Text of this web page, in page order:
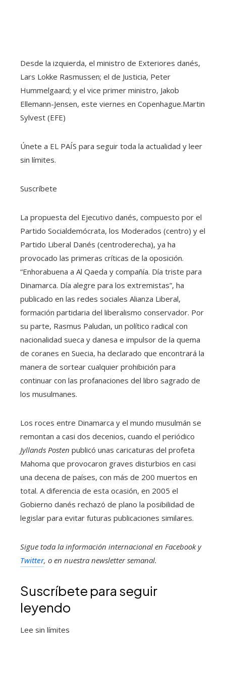
Desde la izquierda, el ministro de Exteriores danés,
Lars Lokke Rasmussen; el de Justicia, Peter
Hummelgaard; y el vice primer ministro, Jakob
Ellemann-Jensen, este viernes en Copenhague.Martin
Sylvest (EFE)
Únete a EL PAÍS para seguir toda la actualidad y leer
sin límites.
Suscríbete
La propuesta del Ejecutivo danés, compuesto por el
Partido Socialdemócrata, los Moderados (centro) y el
Partido Liberal Danés (centroderecha), ya ha
provocado las primeras críticas de la oposición.
“Enhorabuena a Al Qaeda y compañía. Día triste para
Dinamarca. Día alegre para los extremistas”, ha
publicado en las redes sociales Alianza Liberal,
formación partidaria del liberalismo conservador. Por
su parte, Rasmus Paludan, un político radical con
nacionalidad sueca y danesa e impulsor de la quema
de coranes en Suecia, ha declarado que encontrará la
manera de sortear cualquier prohibición para
continuar con las profanaciones del libro sagrado de
los musulmanes.
Los roces entre Dinamarca y el mundo musulmán se
remontan a casi dos decenios, cuando el periódico
Jyllands Posten publicó unas caricaturas del profeta
Mahoma que provocaron graves disturbios en casi
una decena de países, con más de 200 muertos en
total. A diferencia de esta ocasión, en 2005 el
Gobierno danés rechazó de plano la posibilidad de
legislar para evitar futuras publicaciones similares.
Sigue toda la información internacional en Facebooky
Twitter, o en nuestra newsletter semanal.
Suscríbete para seguir
leyendo
Lee sin límites